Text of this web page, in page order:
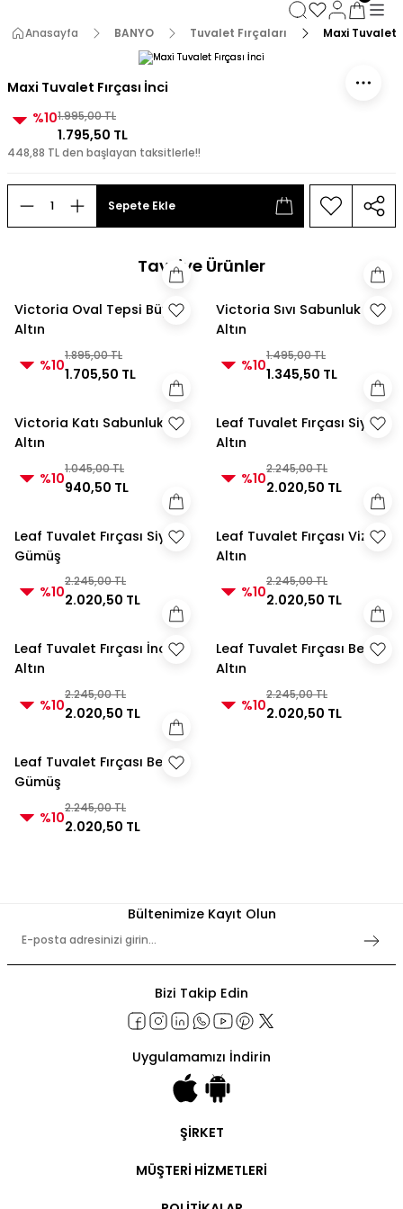
3000 TL ve Üzeri Alışverişlerde Kargo Bedava! 2
3000 TL ve Üzeri Alışverişlerde Kargo Bedava!
3000 TL ve Üzeri Alışverişlerde Kargo Bedava!
Anasayfa BANYO Tuvalet Fırçaları Maxi Tuvalet
Maxi Tuvalet Fırçası İnci
%101.995,00 TL
1.795,50 TL
448,88 TL den başlayan taksitlerle!!
Sepete Ekle
Tavsiye Ürünler
Victoria Oval Tepsi Büyük
Altın
%10
1.895,00 TL
1.705,50 TL
Victoria Sıvı Sabunluk
Altın
%10
1.495,00 TL
1.345,50 TL
Victoria Katı Sabunluk
Altın
%10
1.045,00 TL
940,50 TL
Leaf Tuvalet Fırçası Siyah
Altın
%10
2.245,00 TL
2.020,50 TL
Leaf Tuvalet Fırçası Siyah
Gümüş
%10
2.245,00 TL
2.020,50 TL
Leaf Tuvalet Fırçası Vizon
Altın
%10
2.245,00 TL
2.020,50 TL
Leaf Tuvalet Fırçası İnci
Altın
%10
2.245,00 TL
2.020,50 TL
Leaf Tuvalet Fırçası Beyaz
Altın
%10
2.245,00 TL
2.020,50 TL
Leaf Tuvalet Fırçası Beyaz
Gümüş
%10
2.245,00 TL
2.020,50 TL
Bültenimize Kayıt Olun
Bizi Takip Edin
Uygulamamızı İndirin
ŞİRKET
Hakkımızda
MÜŞTERİ HİZMETLERİ